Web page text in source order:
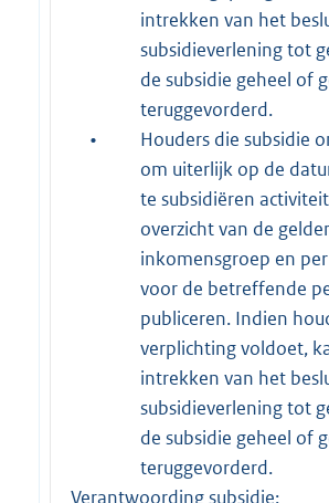
intrekken van het
subsidieverlening tot
de subsidie geheel of
teruggevorderd.
•
Houders die subsidie
om uiterlijk op de
te subsidiëren
overzicht van de
inkomensgroep en
voor de betreffende
publiceren. Indien
verplichting voldoet,
intrekken van het
subsidieverlening tot
de subsidie geheel of
teruggevorderd.
Verantwoording subsidie: